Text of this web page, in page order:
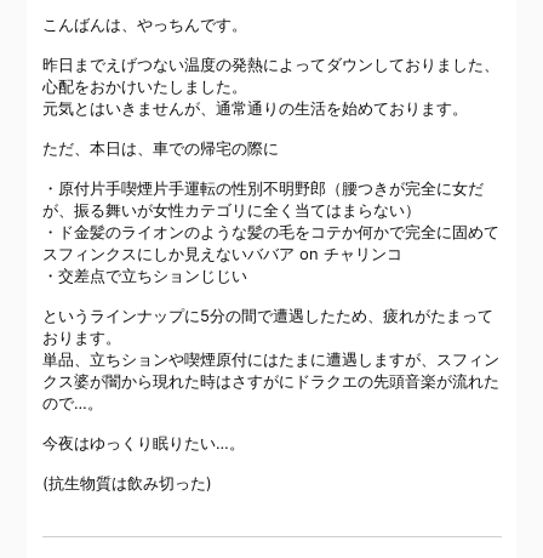
こんばんは、やっちんです。
昨日までえげつない温度の発熱によってダウンしておりました、
心配をおかけいたしました。
元気とはいきませんが、通常通りの生活を始めております。
ただ、本日は、車での帰宅の際に
・原付片手喫煙片手運転の性別不明野郎（腰つきが完全に女だ
が、振る舞いが女性カテゴリに全く当てはまらない）
・ド金髪のライオンのような髪の毛をコテか何かで完全に固めて
スフィンクスにしか見えないババア on チャリンコ
・交差点で立ちションじじい
というラインナップに5分の間で遭遇したため、疲れがたまって
おります。
単品、立ちションや喫煙原付にはたまに遭遇しますが、スフィン
クス婆が闇から現れた時はさすがにドラクエの先頭音楽が流れた
ので…。
今夜はゆっくり眠りたい…。
(抗生物質は飲み切った)